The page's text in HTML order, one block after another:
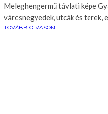
Meleghengermű távlati képe
városnegyedek, utcák és terek,
TOVÁBB OLVASOM...